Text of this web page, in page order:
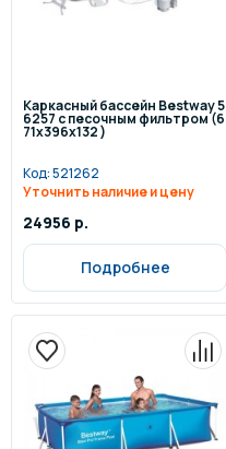
Каркасный бассейн Bestway 5
6257 с песочным фильтром (6
71x396x132 )
Код:521262
Уточнить наличие и цену
24956 р.
Подробнее